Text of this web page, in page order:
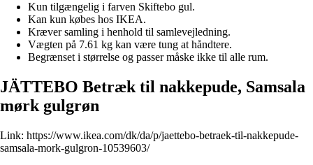
Kun tilgængelig i farven Skiftebo gul.
Kan kun købes hos IKEA.
Kræver samling i henhold til samlevejledning.
Vægten på 7.61 kg kan være tung at håndtere.
Begrænset i størrelse og passer måske ikke til alle rum.
JÄTTEBO Betræk til nakkepude, Samsala
mørk gulgrøn
Link: https://www.ikea.com/dk/da/p/jaettebo-betraek-til-nakkepude-
samsala-mork-gulgron-10539603/